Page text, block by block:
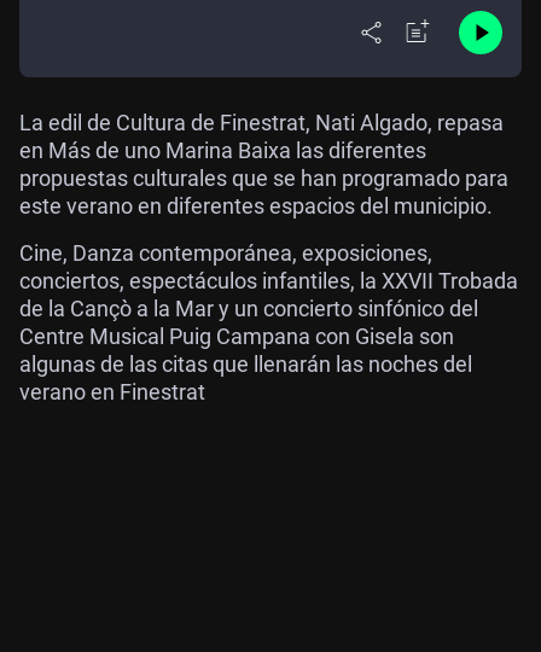
La edil de Cultura de Finestrat, Nati Algado, repasa
en Más de uno Marina Baixa las diferentes
propuestas culturales que se han programado para
este verano en diferentes espacios del municipio.
Cine, Danza contemporánea, exposiciones,
conciertos, espectáculos infantiles, la XXVII Trobada
de la Cançò a la Mar y un concierto sinfónico del
Centre Musical Puig Campana con Gisela son
algunas de las citas que llenarán las noches del
verano en Finestrat